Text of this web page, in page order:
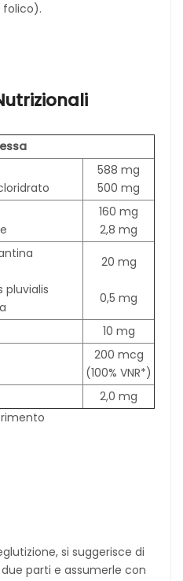
588 mg
500 mg
160 mg
2,8 mg
pluvialis
20 mg
0,5 mg
10 mg
200 mcg
(100% VNR*)
2,0 mg
si suggerisce di
parti e assumerle con